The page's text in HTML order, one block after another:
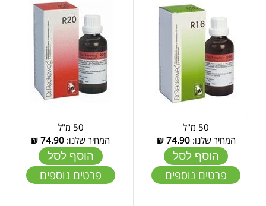
50 מ"ל
המחיר שלנו:74.90
₪
הוסף לסל
פרטים נוספים
50 מ"ל
המחיר שלנו: 74.90
₪
הוסף לסל
פרטים נוספים